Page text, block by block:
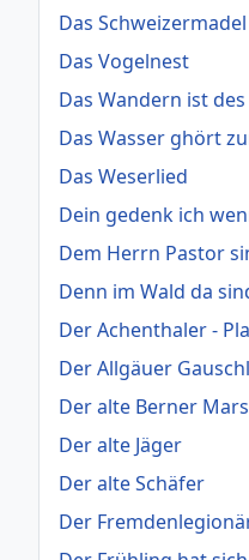
Das Schweizermadel
Das Vogelnest
Das Wandern ist
Das Wasser ghört
Das Weserlied
Dein gedenk ich
Dem Herrn Pastor
Denn im Wald da
Der Achenthaler -
Der Allgäuer
Der alte Berner
Der alte Jäger
Der alte Schäfer
Der